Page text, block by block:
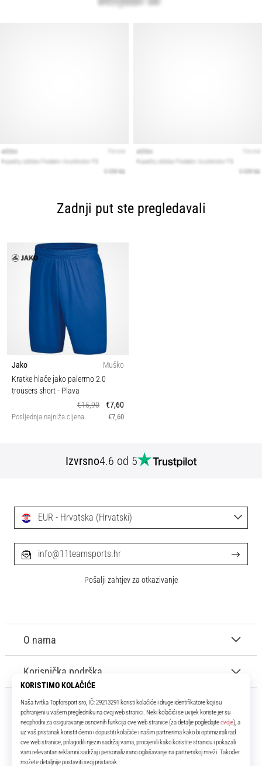
Zadnji put ste pregledavali
Jako
Muško
Kratke hlače jako palermo 2.0
trousers short- Plava
€15,90
€7,60
Posljednja najniža cijena €7,60
Izvrsno4.6 od 5
11teamsports.hr
Tvoj smo pouzdani suigrač već više od 16 godina! Cijelo to vrijeme
donosimo ti najbolje i najnovije proizvode iz svijeta nogometa.
O nama
Korisnička podrška
EUR - Hrvatska (Hrvatski)
info@11teamsports.hr
Pošalji zahtjev za otkazivanje